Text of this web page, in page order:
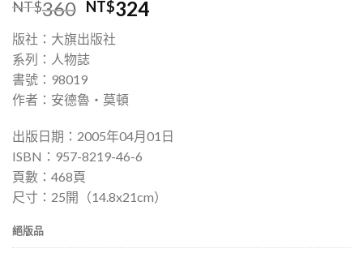
NT$360 NT$324
版社：大旗出版社
系列：人物誌
書號：98019
作者：安德魯‧莫頓
出版日期：2005年04月01日
ISBN：957-8219-46-6
頁數：468頁
尺寸：25開（14.8x21cm）
絕版品